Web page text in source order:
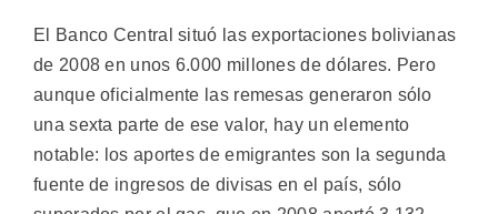
El Banco Central situó las exportaciones bolivianas
de 2008 en unos 6.000 millones de dólares. Pero
aunque oficialmente las remesas generaron sólo
una sexta parte de ese valor, hay un elemento
notable: los aportes de emigrantes son la segunda
fuente de ingresos de divisas en el país, sólo